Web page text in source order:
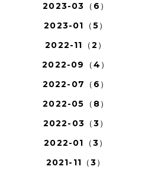
2023-03（6）
2023-01（5）
2022-11（2）
2022-09（4）
2022-07（6）
2022-05（8）
2022-03（3）
2022-01（3）
2021-11（3）